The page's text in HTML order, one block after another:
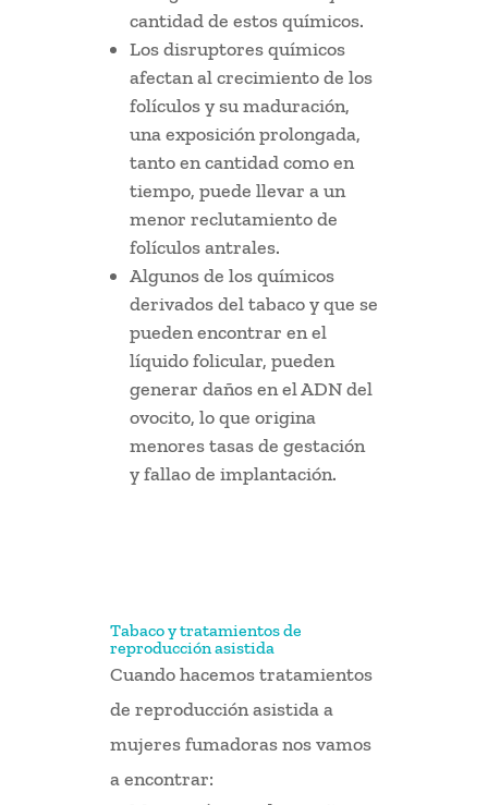
cantidad de estos químicos.
Los disruptores químicos
afectan al crecimiento de los
folículos y su maduración,
una exposición prolongada,
tanto en cantidad como en
tiempo, puede llevar a un
menor reclutamiento de
folículos antrales.
Algunos de los químicos
derivados del tabaco y que se
pueden encontrar en el
líquido folicular, pueden
generar daños en el ADN del
ovocito, lo que origina
menores tasas de gestación
y fallao de implantación.
Tabaco y tratamientos de
reproducción asistida
Cuando hacemos tratamientos
de reproducción asistida a
mujeres fumadoras nos vamos
a encontrar: